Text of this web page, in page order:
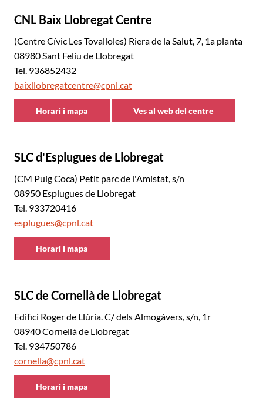
CNL Baix Llobregat Centre
(Centre Cívic Les Tovalloles) Riera de la Salut, 7, 1a planta
08980 Sant Feliu de Llobregat
Tel. 936852432
baixllobregatcentre@cpnl.cat
Horari i mapa
Centre
Ves al web del centre
SLC d'Esplugues de Llobregat
(CM Puig Coca) Petit parc de l'Amistat, s/n
08950 Esplugues de Llobregat
Tel. 933720416
esplugues@cpnl.cat
Horari i mapa
Centre
SLC de Cornellà de Llobregat
Edifici Roger de Llúria. C/ dels Almogàvers, s/n, 1r
08940 Cornellà de Llobregat
Tel. 934750786
cornella@cpnl.cat
Horari i mapa